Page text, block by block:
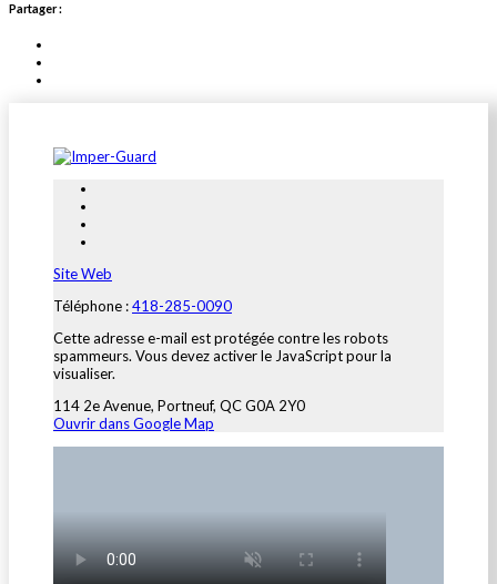
Partager :
Site Web
Téléphone :418-285-0090
Cette adresse e-mail est protégée contre les robots
spammeurs. Vous devez activer le JavaScript pour la
visualiser.
114 2e Avenue, Portneuf, QC G0A 2Y0
Ouvrir dans Google Map